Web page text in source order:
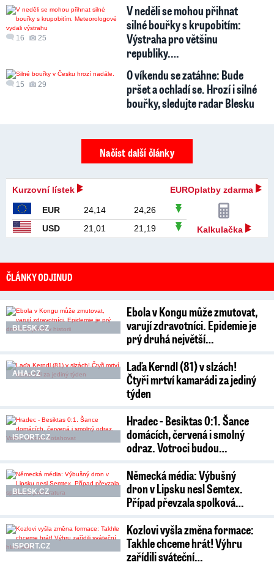
16 25
V neděli se mohou přihnat
silné bouřky s krupobitím:
Výstraha pro většinu
republiky.…
15 29
O víkendu se zatáhne: Bude
pršet a ochladí se. Hrozí i silné
bouřky, sledujte radar Blesku
Načíst další články
Kurzovní lístek EUROplatby zdarma
EUR 24,14
24,26
USD
21,01 21,19 Kalkulačka
ČLÁNKY ODJINUD
BLESK.CZ
Ebola v Kongu může zmutovat,
varují zdravotníci. Epidemie je
prý druhá největší…
AHA.CZ
Laďa Kerndl (81) v slzách!
Čtyři mrtví kamarádi za jediný
týden
ISPORT.CZ
Hradec - Besiktas 0:1. Šance
domácích, červená i smolný
odraz. Votroci budou…
BLESK.CZ
Německá média: Výbušný
dron v Lipsku nesl Semtex.
Případ převzala spolková…
ISPORT.CZ
Kozlovi vyšla změna formace:
Takhle chceme hrát! Výhru
zařídili sváteční…